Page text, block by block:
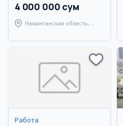
4 000 000 сум
Наманганская область,
Работа